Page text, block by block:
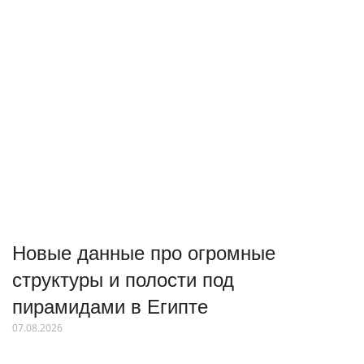
Новые данные про огромные
структуры и полости под
пирамидами в Египте
07.08.2026